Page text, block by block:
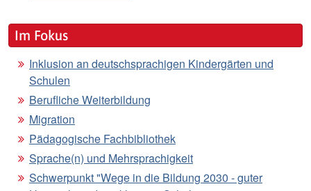
Im Fokus
Inklusion an deutschsprachigen Kindergärten und
Schulen
Berufliche Weiterbildung
Migration
Pädagogische Fachbibliothek
Sprache(n) und Mehrsprachigkeit
Schwerpunkt "Wege in die Bildung 2030 - guter